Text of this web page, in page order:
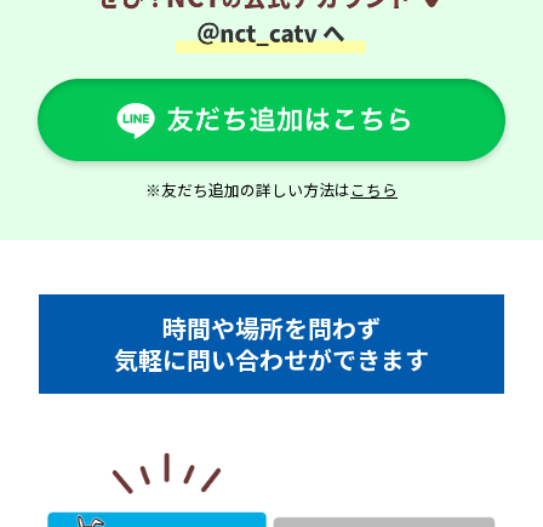
※友だち追加の詳しい方法はこちら
時間や場所を問わず
気軽に問い合わせができます